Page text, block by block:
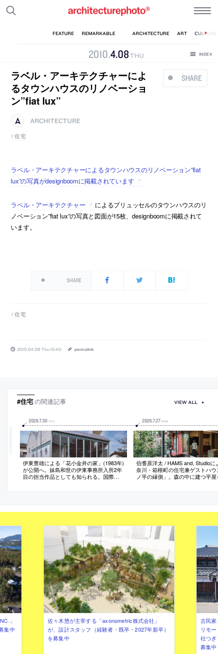
2010.4.08 THU
SHARE
ラベル・アーキテクチャーによ
るタウンハウスのリノベーショ
ン”fiat lux”
ARCHITECTURE
住宅
ラベル・アーキテクチャーによるタウンハウスのリノベーション”fiat
lux”の写真がdesignboomに掲載されています
ラベル・アーキテクチャー
によるブリュッセルのタウンハウスのリ
ノベーション”fiat lux”の写真と図面が15枚、designboomに掲載されて
います。
SHARE
住宅
2010.04.08 Thu 10:40 permalink
#住宅の関連記事
2026.7.30 THU
伊東豊雄による「花小金井の家」(1983年)
が公開へ。妹島和世の伊東事務所入所2年
目の担当作品としても知られる。国際文
担う
2026.7.27 MON
伯耆原洋太 / HAMS and, Studioに
奈川・箱根町の住宅兼ゲストハウ
ノ平の縁側」。森の中に建つ平屋
の構成に着目し、内外を繋ぐと共
と外の新たな関係に寄与
VIEW ALL
」
集中
佐々木慧が主宰する「axonometric株式会社」
が、設計スタッフ（経験者・既卒・2027年新卒）
を募集中
古民
リモ
社つ
募集中